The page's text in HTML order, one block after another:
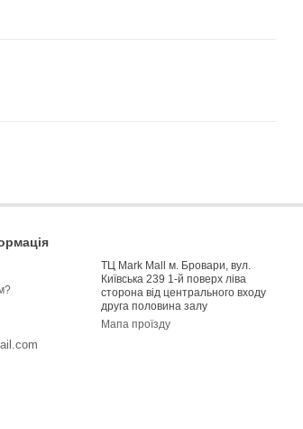
ТЦ Mark Mall м. Бровари, вул.
Київська 239 1-й поверх ліва
сторона від центрального входу
друга половина залу
Мапа проїзду